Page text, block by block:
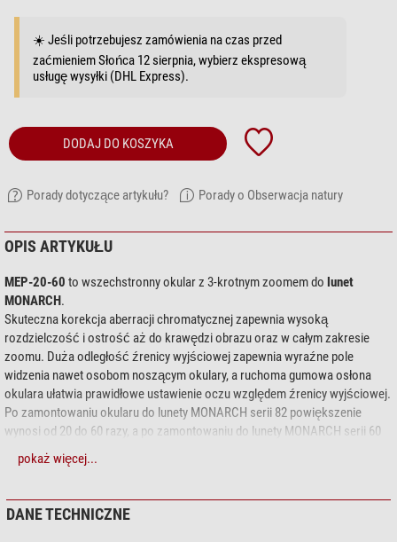
☀️ Jeśli potrzebujesz zamówienia na czas przed
zaćmieniem Słońca 12 sierpnia, wybierz ekspresową
usługę wysyłki (DHL Express).
DODAJ DO KOSZYKA
Porady dotyczące artykułu? Porady o Obserwacja natury
OPIS ARTYKUŁU
MEP-20-60 to wszechstronny okular z 3-krotnym zoomem do lunet
MONARCH.
Skuteczna korekcja aberracji chromatycznej zapewnia wysoką
rozdzielczość i ostrość aż do krawędzi obrazu oraz w całym zakresie
zoomu. Duża odległość źrenicy wyjściowej zapewnia wyraźne pole
widzenia nawet osobom noszącym okulary, a ruchoma gumowa osłona
okulara ułatwia prawidłowe ustawienie oczu względem źrenicy wyjściowej.
Po zamontowaniu okularu do lunety MONARCH serii 82 powiększenie
wynosi od 20 do 60 razy, a po zamontowaniu do lunety MONARCH serii 60
powiększenie wynosi od 16 do 48 razy.
Monarch ED 82-S
pokaż więcej...
DANE TECHNICZNE